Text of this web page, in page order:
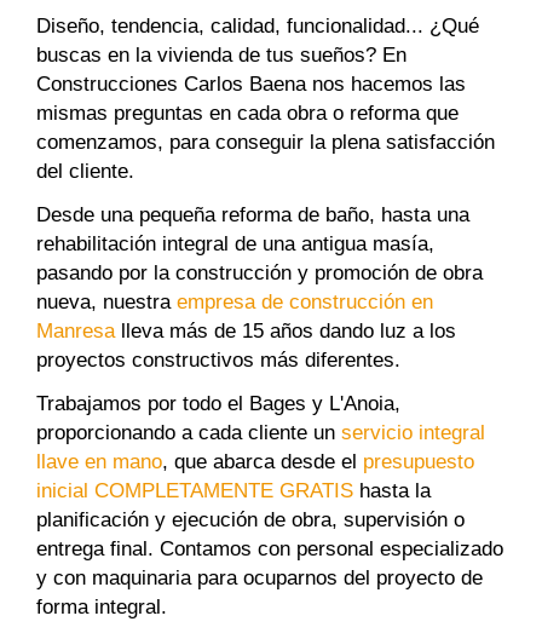
Diseño, tendencia, calidad, funcionalidad... ¿Qué
buscas en la vivienda de tus sueños? En
Construcciones Carlos Baena nos hacemos las
mismas preguntas en cada obra o reforma que
comenzamos, para conseguir la plena satisfacción
del cliente.
Desde una pequeña reforma de baño, hasta una
rehabilitación integral de una antigua masía,
pasando por la construcción y promoción de obra
nueva, nuestra empresa de construcción en
Manresalleva más de 15 años dando luz a los
proyectos constructivos más diferentes.
Trabajamos por todo el Bages y L'Anoia,
proporcionando a cada cliente un servicio integral
llave en mano, que abarca desde el presupuesto
inicial COMPLETAMENTE GRATIS hasta la
planificación y ejecución de obra, supervisión o
entrega final. Contamos con personal especializado
y con maquinaria para ocuparnos del proyecto de
forma integral.